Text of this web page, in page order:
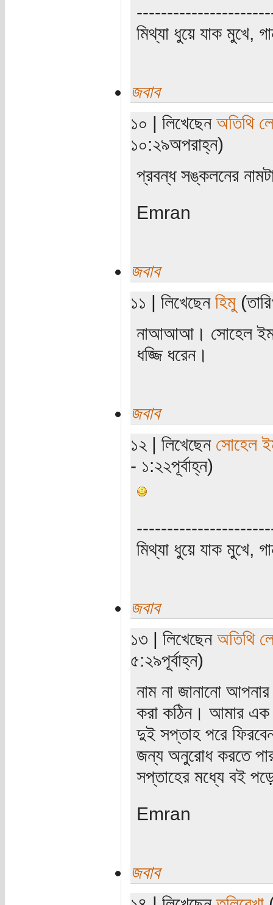
মিথ্যা ধুয়ে যাক মুখে,
জবাব
১০ | লিখেছেন অতিথি
১০:২৯অপরাহ্ন)
প্রবন্ধ সঙ্কলনের
Emran
জবাব
১১ | লিখেছেন হিমু
নাআআআ। সোহেল
ধজ্জি ধরেন।
জবাব
১২ | লিখেছেন সোহেল
- ১:২২পূর্বাহ্ন)
মিথ্যা ধুয়ে যাক মুখে,
জবাব
১৩ | লিখেছেন অতিথি
৫:২৯পূর্বাহ্ন)
নাম না জানানো
করা কঠিন। আমার এক
দুই সপ্তাহ পরে
জন্য অনুরোধ করতে
সপ্তাহের মধ্যে বই
Emran
জবাব